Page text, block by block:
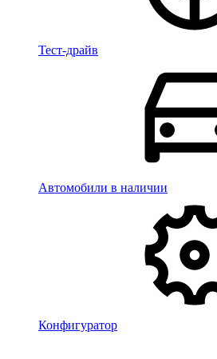
Тест-драйв
Автомобили в наличии
Конфигуратор